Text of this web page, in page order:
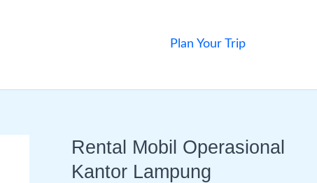
Plan Your Trip
Rental Mobil Operasional
Kantor Lampung